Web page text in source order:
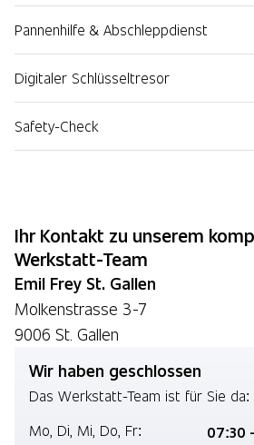
Pannenhilfe & Abschleppdienst
Digitaler Schlüsseltresor
Safety-Check
Ihr Kontakt zu unserem
Werkstatt-Team
Emil Frey St. Gallen
Molkenstrasse 3-7
9006 St. Gallen
Wir haben geschlossen
Das Werkstatt-Team ist für Sie da:
Mo, Di, Mi, Do, Fr: 07:30